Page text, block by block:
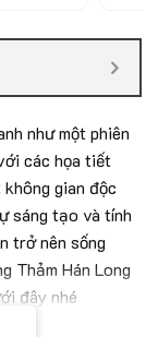
như một phiên
các họa tiết
gian độc
sáng tạo và tính
trở nên sống
Thảm Hán Long
đây nhé